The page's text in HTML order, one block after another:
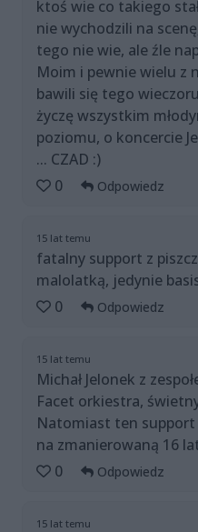
ktoś wie co takiego
nie wychodzili na
tego nie wie, ale źle
Moim i pewnie wielu z
bawili się tego
życzę wszystkim
poziomu, o koncercie
... CZAD :)
0
Odpowiedz
15 lat temu
fatalny support z
malolatką, jedynie
0
Odpowiedz
15 lat temu
Michał Jelonek z
Facet orkiestra,
Natomiast ten
na zmanierowaną 16
0
Odpowiedz
15 lat temu